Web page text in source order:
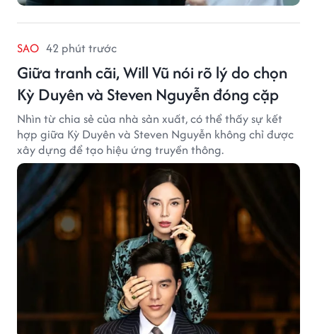
SAO 42 phút trước
Giữa tranh cãi, Will Vũ nói rõ lý do chọn
Kỳ Duyên và Steven Nguyễn đóng cặp
Nhìn từ chia sẻ của nhà sản xuất, có thể thấy sự kết
hợp giữa Kỳ Duyên và Steven Nguyễn không chỉ được
xây dựng để tạo hiệu ứng truyền thông.